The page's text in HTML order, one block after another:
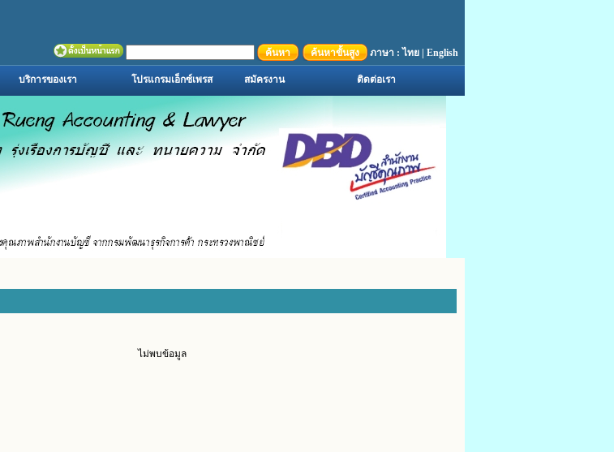
ค้นหา ค้นหาขั้นสูง ภาษา : ไทย| English
บริการของเรา โปรแกรมเอ็กซ์เพรส สมัครงาน ติดต่อเรา
ไม่พบข้อมูล